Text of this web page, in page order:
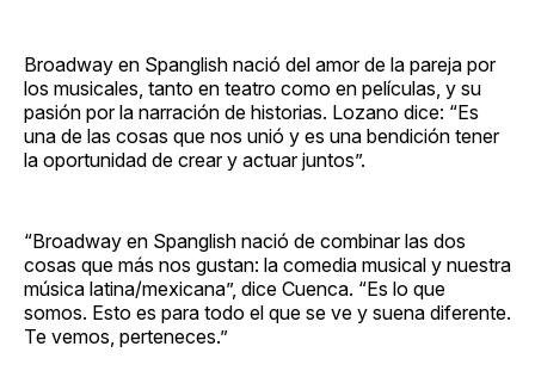
Broadway en Spanglish nació del amor de la pareja por
los musicales, tanto en teatro como en películas, y su
pasión por la narración de historias. Lozano dice: “Es
una de las cosas que nos unió y es una bendición tener
la oportunidad de crear y actuar juntos”.
“Broadway en Spanglish nació de combinar las dos
cosas que más nos gustan: la comedia musical y nuestra
música latina/mexicana”, dice Cuenca. “Es lo que
somos. Esto es para todo el que se ve y suena diferente.
Te vemos, perteneces.”